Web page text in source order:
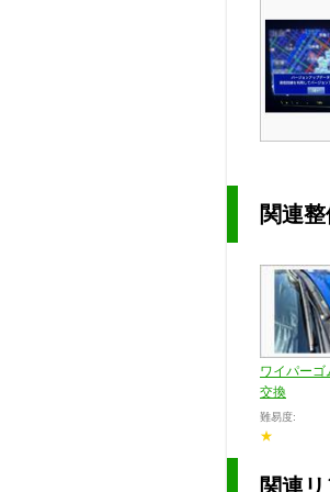
関連
ワイパーゴ
交換
難易度:
★
関連